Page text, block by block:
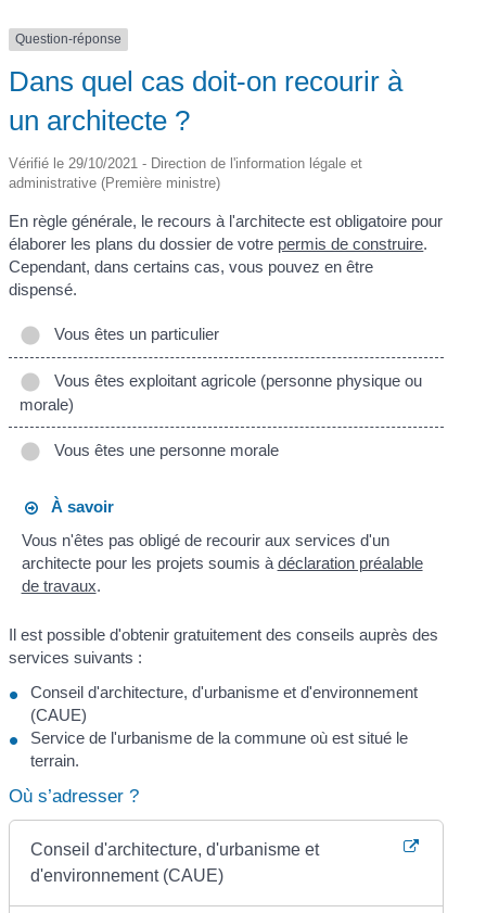
Question-réponse
Dans quel cas doit-on recourir à
un architecte ?
Vérifié le 29/10/2021 - Direction de l'information légale et
administrative (Première ministre)
En règle générale, le recours à l'architecte est obligatoire pour
élaborer les plans du dossier de votre permis de construire.
Cependant, dans certains cas, vous pouvez en être
dispensé.
Vous êtes un particulier
Vous êtes exploitant agricole (personne physique ou
morale)
Vous êtes une personne morale
À savoir
Vous n'êtes pas obligé de recourir aux services d'un
architecte pour les projets soumis à déclaration préalable
de travaux.
Il est possible d'obtenir gratuitement des conseils auprès des
services suivants :
Conseil d'architecture, d'urbanisme et d'environnement
(CAUE)
Service de l'urbanisme de la commune où est situé le
terrain.
Où s’adresser ?
Conseil d'architecture, d'urbanisme et
d'environnement (CAUE)